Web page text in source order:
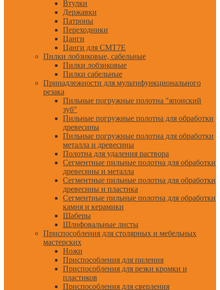
Втулки
Державки
Патроны
Переходники
Цанги
Цанги для CMT7E
Пилки лобзиковые, сабельные
Пилки лобзиковые
Пилки сабельные
Принадлежности для мультифункционального
резака
Пильные погружные полотна "японский
зуб"
Пильные погружные полотна для обработки
древесины
Пильные погружные полотна для обработки
металла и древесины
Полотна для удаления раствора
Сегментные пильные полотна для обработки
древесины и металла
Сегментные пильные полотна для обработки
древесины и пластика
Сегментные пильные полотна для обработки
камня и керамики
Шаберы
Шлифовальные листы
Приспособления для столярных и мебельных
мастерских
Ножи
Приспособления для пиления
Приспособления для резки кромки и
пластиков
Приспособления для сверления